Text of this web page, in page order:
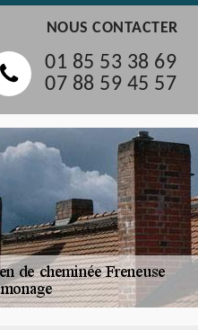
NOUS CONTACTER
01 85 53 38 69
07 88 59 45 57